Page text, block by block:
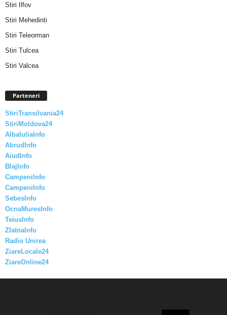
Stiri Ilfov
Stiri Mehedinti
Stiri Teleorman
Stiri Tulcea
Stiri Valcea
Parteneri
StiriTransilvania24
StiriMoldova24
AlbaIuliaInfo
AbrudInfo
AiudInfo
BlajInfo
CampeniInfo
CampeniInfo
SebesInfo
OcnaMuresInfo
TeiusInfo
ZlatnaInfo
Radio Unirea
ZiareLocale24
ZiareOnline24